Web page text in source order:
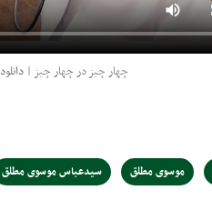
چهار چیز در چهار چیز |دانلود
موسوی مطلق سیدعباس موسوی مطلق